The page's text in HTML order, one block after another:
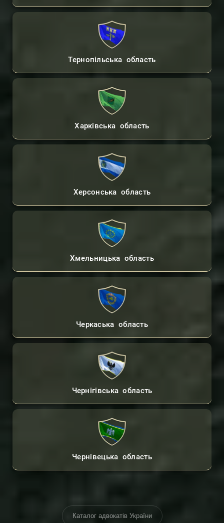
Тернопільська область
Харківська область
Херсонська область
Хмельницька область
Черкаська область
Чернігівська область
Чернівецька область
Каталог адвокатів України